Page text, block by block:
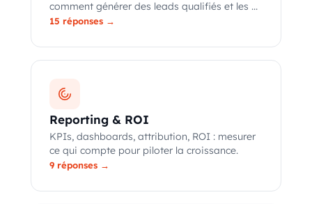
comment générer des leads qualifiés et les ...
15 réponses →
Reporting & ROI
KPIs, dashboards, attribution, ROI : mesurer
ce qui compte pour piloter la croissance.
9 réponses →